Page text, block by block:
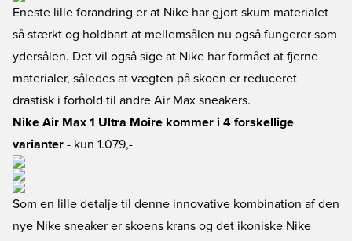
Eneste lille forandring er at Nike har gjort skum materialet
så stærkt og holdbart at mellemsålen nu også fungerer som
ydersålen. Det vil også sige at Nike har formået at fjerne
materialer, således at vægten på skoen er reduceret
drastisk i forhold til andre Air Max sneakers.
Nike Air Max 1 Ultra Moire kommer i 4 forskellige
varianter - kun 1.079,-
Som en lille detalje til denne innovative kombination af den
nye Nike sneaker er skoens krans og det ikoniske Nike